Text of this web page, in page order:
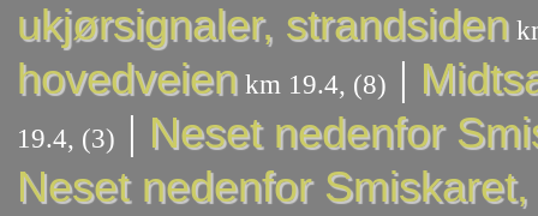
ukjørsignaler, strandsiden
hovedveien km 19.4, (8) |
19.4, (3) | Neset nedenfor
Neset nedenfor